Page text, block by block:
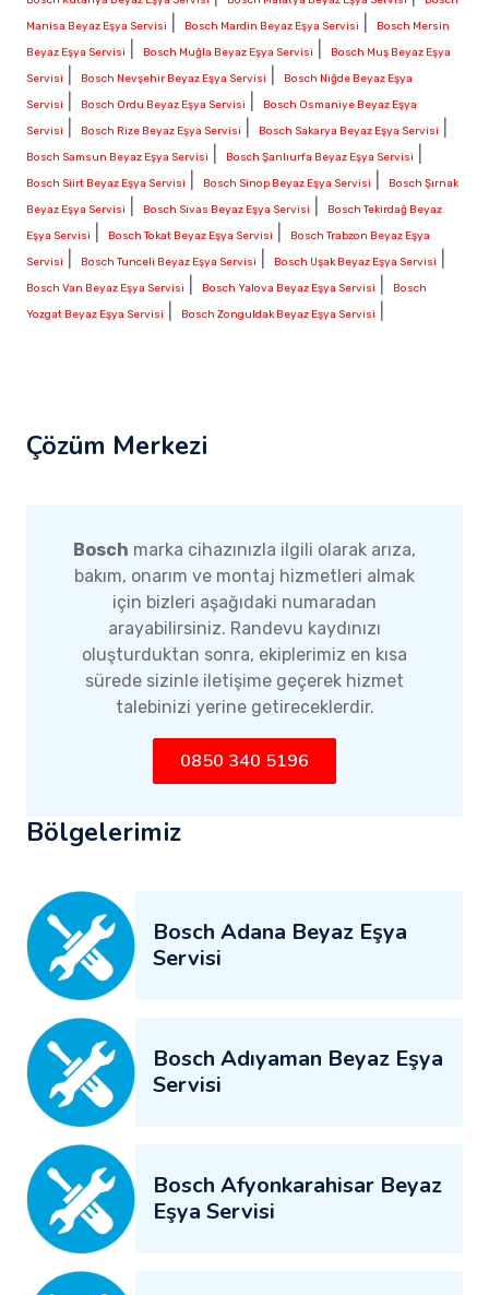
Manisa Beyaz Eşya Servisi
Bosch Mardin Beyaz Eşya Servisi
Bosch Mersin
Beyaz Eşya Servisi
Bosch Muğla Beyaz Eşya Servisi
Bosch Muş Beyaz Eşya
Servisi
Bosch Nevşehir Beyaz Eşya Servisi
Bosch Niğde Beyaz Eşya
Servisi
Bosch Ordu Beyaz Eşya Servisi
Bosch Osmaniye Beyaz Eşya
Servisi
Bosch Rize Beyaz Eşya Servisi Bosch Sakarya Beyaz Eşya Servisi
Bosch Samsun Beyaz Eşya Servisi Bosch Şanlıurfa Beyaz Eşya Servisi
Bosch Siirt Beyaz Eşya Servisi Bosch Sinop Beyaz Eşya Servisi
Bosch Şırnak
Beyaz Eşya Servisi
Bosch Sivas Beyaz Eşya Servisi
Bosch Tekirdağ Beyaz
Eşya Servisi
Bosch Tokat Beyaz Eşya Servisi
Bosch Trabzon Beyaz Eşya
Servisi
Bosch Tunceli Beyaz Eşya Servisi Bosch Uşak Beyaz Eşya Servisi
Bosch Van Beyaz Eşya Servisi Bosch Yalova Beyaz Eşya Servisi
Bosch
Yozgat Beyaz Eşya Servisi
Bosch Zonguldak Beyaz Eşya Servisi
Çözüm Merkezi
Bosch marka cihazınızla ilgili olarak arıza,
bakım, onarım ve montaj hizmetleri almak
için bizleri aşağıdaki numaradan
arayabilirsiniz. Randevu kaydınızı
oluşturduktan sonra, ekiplerimiz en kısa
sürede sizinle iletişime geçerek hizmet
talebinizi yerine getireceklerdir.
0850 340 5196
Bölgelerimiz
Bosch Adana Beyaz Eşya
Servisi
Bosch Adıyaman Beyaz Eşya
Servisi
Bosch Afyonkarahisar Beyaz
Eşya Servisi